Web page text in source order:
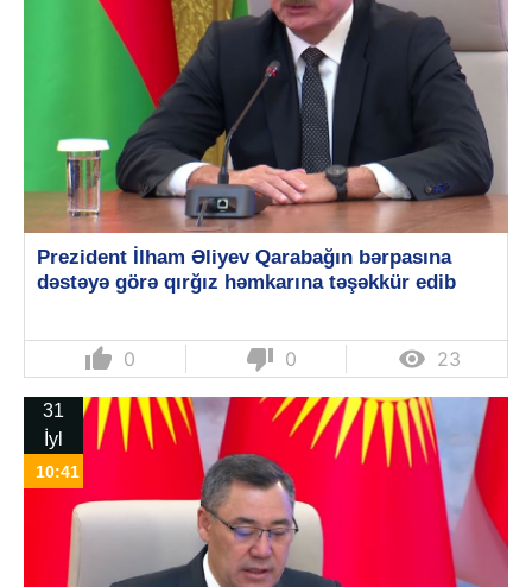
Prezident İlham Əliyev Qarabağın bərpasına
dəstəyə görə qırğız həmkarına təşəkkür edib
thumb_up 0 thumb_down 0  23
31
İyl
10:41